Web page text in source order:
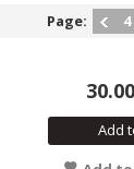
Page: 4
Add